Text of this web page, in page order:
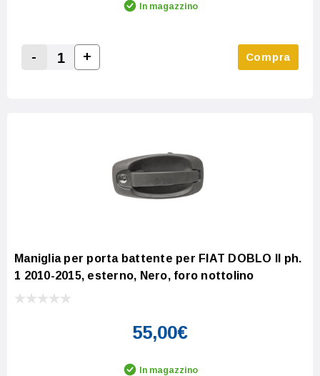
In magazzino
Decrease Quantity:
-
Increase Quantity:
+ Compra
Maniglia per porta battente per FIAT DOBLO II ph.
1 2010-2015, esterno, Nero, foro nottolino
55,00€
In magazzino